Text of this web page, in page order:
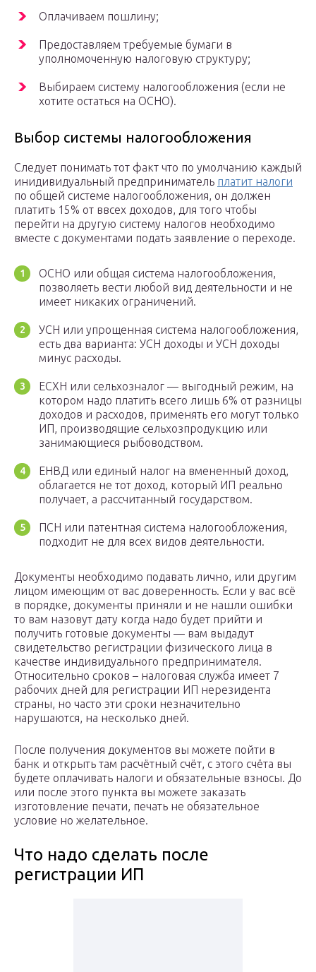
Оплачиваем пошлину;
Предоставляем требуемые бумаги в
уполномоченную налоговую структуру;
Выбираем систему налогообложения (если не
хотите остаться на ОСНО).
Выбор системы налогообложения
Следует понимать тот факт что по умолчанию каждый
инидивидуальный предприниматель платит налоги
по общей системе налогообложения, он должен
платить 15% от ввсех доходов, для того чтобы
перейти на другую систему налогов необходимо
вместе с документами подать заявление о переходе.
ОСНО или общая система налогообложения,
позволяеть вести любой вид деятельности и не
имеет никаких ограничений.
УСН или упрощенная система налогообложения,
есть два варианта: УСН доходы и УСН доходы
минус расходы.
ЕСХН или сельхозналог — выгодный режим, на
котором надо платить всего лишь 6% от разницы
доходов и расходов, применять его могут только
ИП, производящие сельхозпродукцию или
занимающиеся рыбоводством.
ЕНВД или единый налог на вмененный доход,
облагается не тот доход, который ИП реально
получает, а рассчитанный государством.
ПСН или патентная система налогообложения,
подходит не для всех видов деятельности.
Документы необходимо подавать лично, или другим
лицом имеющим от вас доверенность. Если у вас всё
в порядке, документы приняли и не нашли ошибки
то вам назовут дату когда надо будет прийти и
получить готовые документы — вам выдадут
свидетельство регистрации физического лица в
качестве индивидуального предпринимателя.
Относительно сроков – налоговая служба имеет 7
рабочих дней для регистрации ИП нерезидента
страны, но часто эти сроки незначительно
нарушаются, на несколько дней.
После получения документов вы можете пойти в
банк и открыть там расчётный счёт, с этого счёта вы
будете оплачивать налоги и обязательные взносы. До
или после этого пункта вы можете заказать
изготовление печати, печать не обязательное
условие но желательное.
Что надо сделать после
регистрации ИП